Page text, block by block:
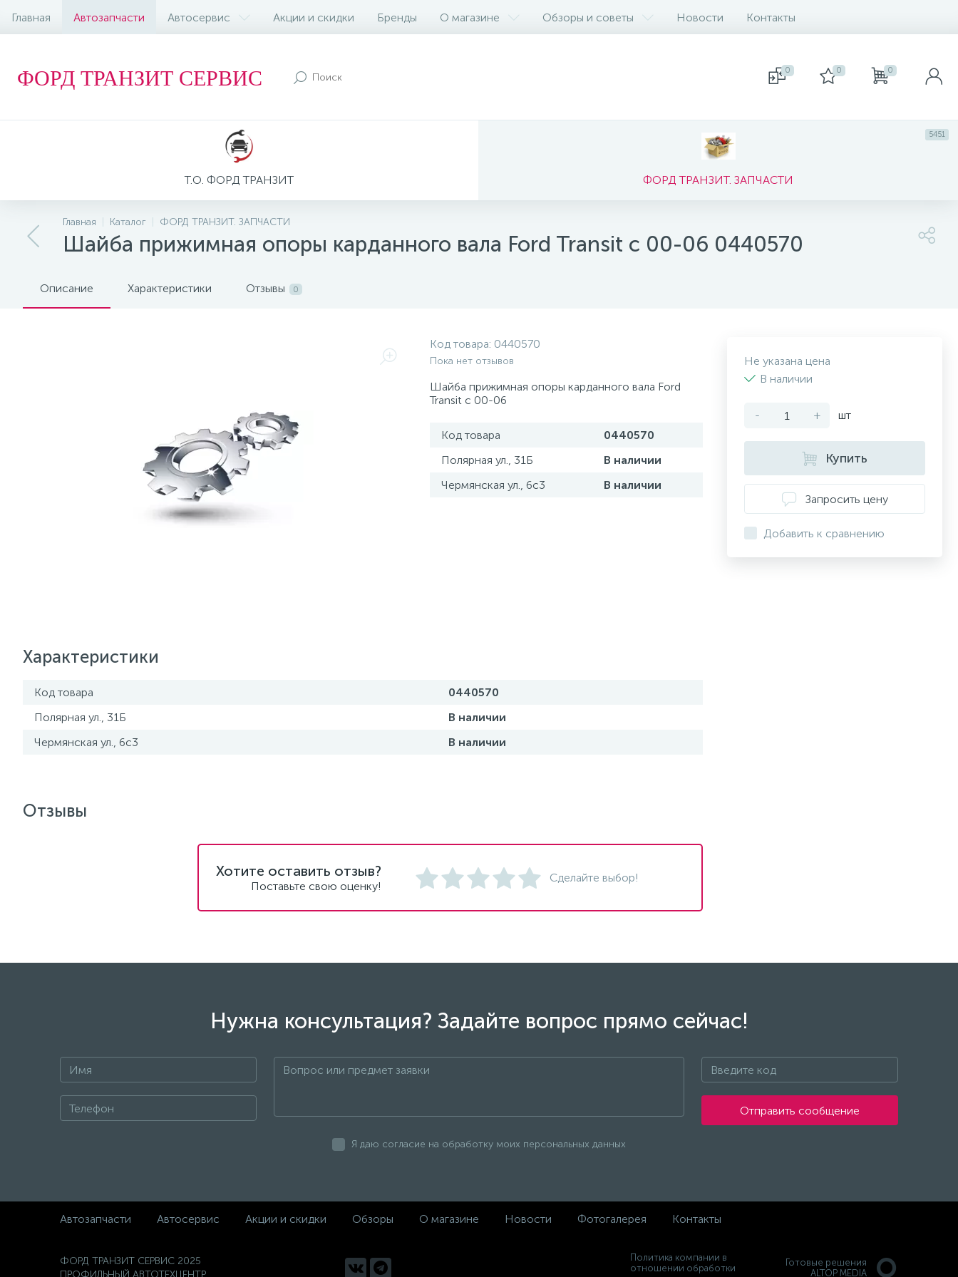
Главная Автозапчасти Автосервис Акции и скидки Бренды О магазине Обзоры и советы Новости Контакты
ФОРД ТРАНЗИТ СЕРВИС 0 0 0
Т.О. ФОРД ТРАНЗИТ ФОРД ТРАНЗИТ. ЗАПЧАСТИ
5451
Главная Каталог ФОРД ТРАНЗИТ. ЗАПЧАСТИ
Шайба прижимная опоры карданного вала Ford Transit с 00-06 0440570
Описание Характеристики Отзывы 0
Код товара: 0440570
Пока нет отзывов
Шайба прижимная опоры карданного вала Ford
Transit с 00-06
Код товара
0440570
Полярная ул., 31Б
В наличии
Чермянская ул., 6с3
В наличии
Характеристики
Код товара
0440570
Полярная ул., 31Б
В наличии
Чермянская ул., 6с3
В наличии
Не указана цена
В наличии
- + шт
Купить
Запросить цену
Добавить к сравнению
Отзывы
Хотите оставить отзыв?
Поставьте свою оценку!
Сделайте выбор!
передний внутренний 37x76x29
440375 FORD. 6144969
Не указана цена
5758600ML
Не указана цена
Ecoboost 2706131
M8080117
Не указана цена